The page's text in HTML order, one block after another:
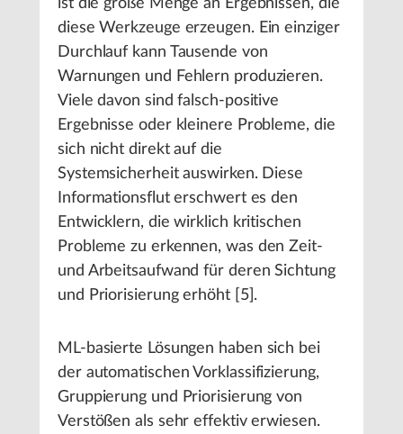
ist die große Menge an Ergebnissen, die
diese Werkzeuge erzeugen. Ein einziger
Durchlauf kann Tausende von
Warnungen und Fehlern produzieren.
Viele davon sind falsch-positive
Ergebnisse oder kleinere Probleme, die
sich nicht direkt auf die
Systemsicherheit auswirken. Diese
Informationsflut erschwert es den
Entwicklern, die wirklich kritischen
Probleme zu erkennen, was den Zeit-
und Arbeitsaufwand für deren Sichtung
und Priorisierung erhöht [5].
ML-basierte Lösungen haben sich bei
der automatischen Vorklassifizierung,
Gruppierung und Priorisierung von
Verstößen als sehr effektiv erwiesen.